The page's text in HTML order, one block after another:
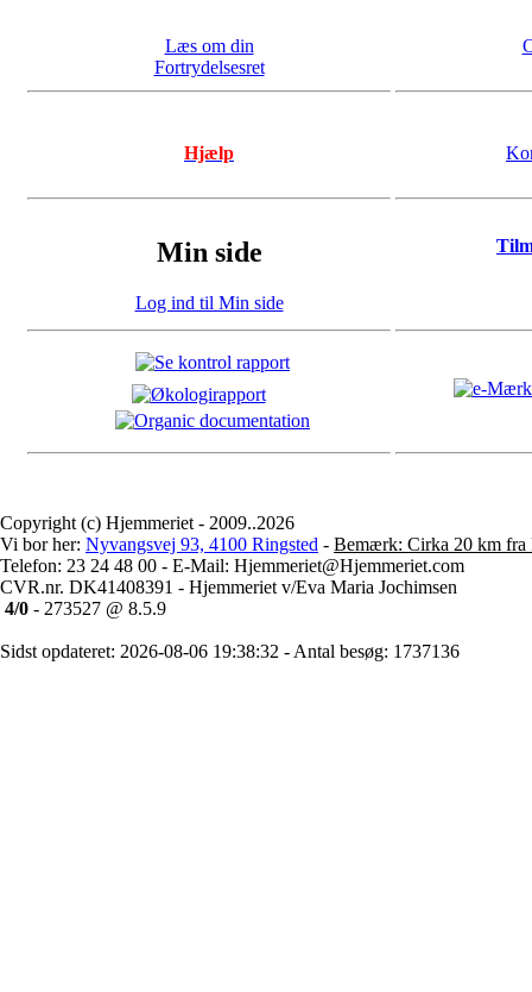
Læs om din
Fortrydelsesret
Hjælp
Min side
Log ind til Min side
Copyright (c) Hjemmeriet - 2009..2026
Vi bor her: Nyvangsvej 93, 4100 Ringsted - Bemærk: Cirka 20 km fra
Telefon: 23 24 48 00 - E-Mail: Hjemmeriet@Hjemmeriet.com
CVR.nr. DK41408391 - Hjemmeriet v/Eva Maria Jochimsen
4/0 - 273527 @ 8.5.9
Sidst opdateret: 2026-08-06 19:38:32 - Antal besøg: 1737136